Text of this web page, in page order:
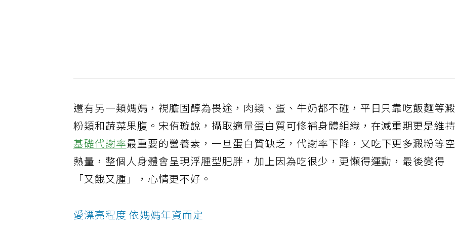
還有另一類媽媽，視膽固醇為畏途，肉類、蛋、牛奶都不碰，平日只靠吃飯麵等澱
粉類和蔬菜果腹。宋侑璇說，攝取適量蛋白質可修補身體組織，在減重期更是維持
基礎代謝率最重要的營養素，一旦蛋白質缺乏，代謝率下降，又吃下更多澱粉等空
熱量，整個人身體會呈現浮腫型肥胖，加上因為吃很少，更懶得運動，最後變得
「又餓又腫」，心情更不好。
愛漂亮程度 依媽媽年資而定